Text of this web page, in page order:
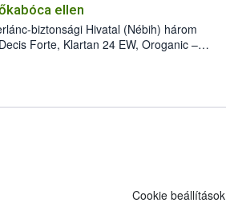
ellen
biztonsági Hivatal (Nébih) három
Forte, Klartan 24 EW, Oroganic –
így azok a szüretet követően,
(BBCH 91) stádiumáig
lehetőség a károsító elleni további
is elérhető és ökológiai termesztésben is
Cookie beállítások